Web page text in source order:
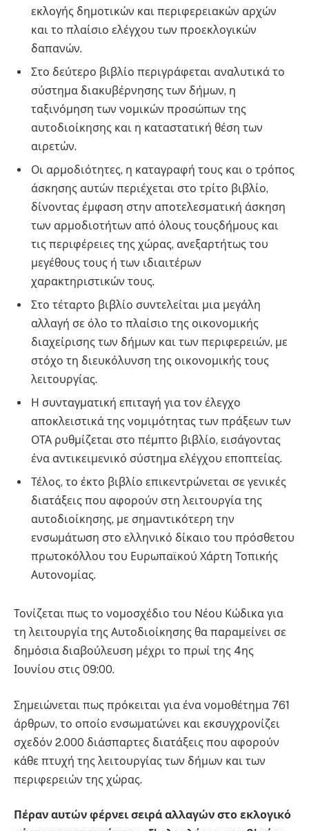
εκλογής δημοτικών και περιφερειακών αρχών
και το πλαίσιο ελέγχου των προεκλογικών
δαπανών.
Στο δεύτερο βιβλίο περιγράφεται αναλυτικά το
σύστημα διακυβέρνησης των δήμων, η
ταξινόμηση των νομικών προσώπων της
αυτοδιοίκησης και η καταστατική θέση των
αιρετών.
Οι αρμοδιότητες, η καταγραφή τους και ο τρόπος
άσκησης αυτών περιέχεται στο τρίτο βιβλίο,
δίνοντας έμφαση στην αποτελεσματική άσκηση
των αρμοδιοτήτων από όλους τουςδήμους και
τις περιφέρειες της χώρας, ανεξαρτήτως του
μεγέθους τους ή των ιδιαιτέρων
χαρακτηριστικών τους.
Στο τέταρτο βιβλίο συντελείται μια μεγάλη
αλλαγή σε όλο το πλαίσιο της οικονομικής
διαχείρισης των δήμων και των περιφερειών, με
στόχο τη διευκόλυνση της οικονομικής τους
λειτουργίας.
Η συνταγματική επιταγή για τον έλεγχο
αποκλειστικά της νομιμότητας των πράξεων των
ΟΤΑ ρυθμίζεται στο πέμπτο βιβλίο, εισάγοντας
ένα αντικειμενικό σύστημα ελέγχου εποπτείας.
Τέλος, το έκτο βιβλίο επικεντρώνεται σε γενικές
διατάξεις που αφορούν στη λειτουργία της
αυτοδιοίκησης, με σημαντικότερη την
ενσωμάτωση στο ελληνικό δίκαιο του πρόσθετου
πρωτοκόλλου του Ευρωπαϊκού Χάρτη Τοπικής
Αυτονομίας.
Τονίζεται πως το νομοσχέδιο του Νέου Κώδικα για
τη λειτουργία της Αυτοδιοίκησης θα παραμείνει σε
δημόσια διαβούλευση μέχρι το πρωί της 4ης
Ιουνίου στις 09:00.
Σημειώνεται πως πρόκειται για ένα νομοθέτημα 761
άρθρων, το οποίο ενσωματώνει και εκσυγχρονίζει
σχεδόν 2.000 διάσπαρτες διατάξεις που αφορούν
κάθε πτυχή της λειτουργίας των δήμων και των
περιφερειών της χώρας.
Πέραν αυτών φέρνει σειρά αλλαγών στο εκλογικό